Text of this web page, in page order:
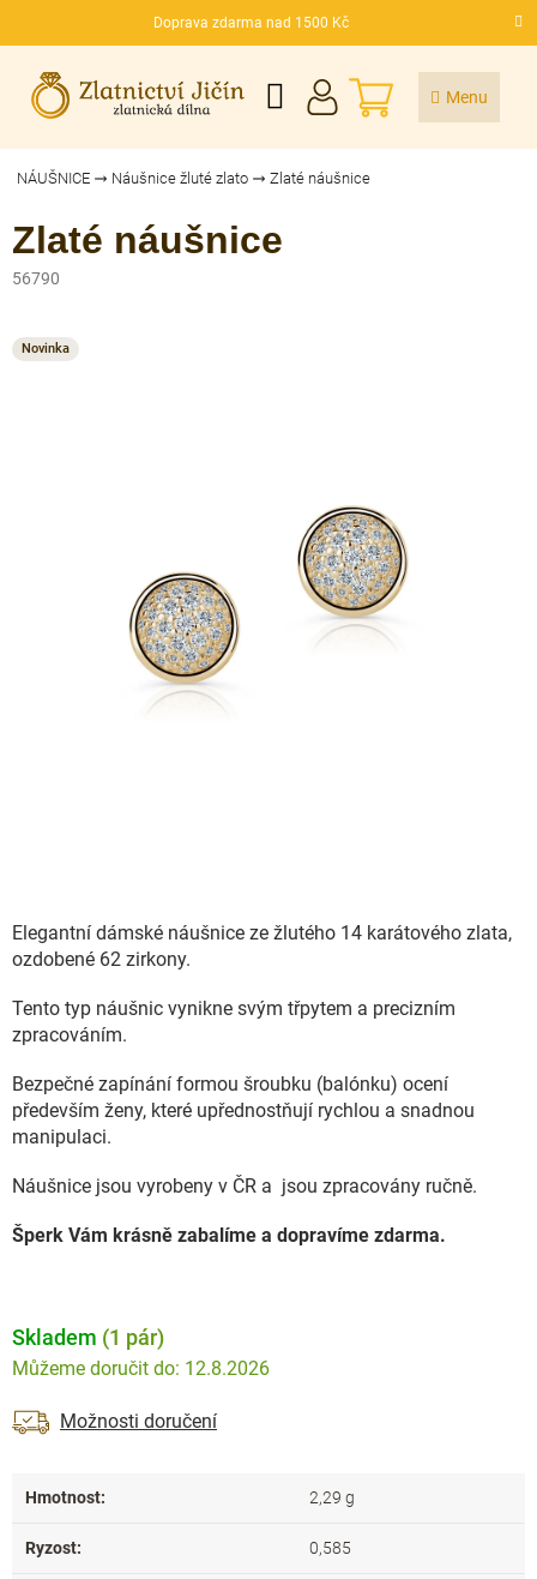
Doprava zdarma nad 1500 Kč
CZK
NÁKUPNÍ
KOŠÍK
NÁUŠNICE Náušnice žluté zlato Zlaté náušnice
Zlaté náušnice
56790
Novinka
Elegantní dámské náušnice ze žlutého 14 karátového zlata,
ozdobené 62 zirkony.
Tento typ náušnic vynikne svým třpytem a precizním
zpracováním.
Bezpečné zapínání formou šroubku (balónku) ocení
především ženy, které upřednostňují rychlou a snadnou
manipulaci.
Náušnice jsou vyrobeny v ČR a jsou zpracovány ručně.
Šperk Vám krásně zabalíme a dopravíme zdarma.
Skladem (1 pár)
12.8.2026
Možnosti doručení
Hmotnost: 2,29 g
Ryzost: 0,585